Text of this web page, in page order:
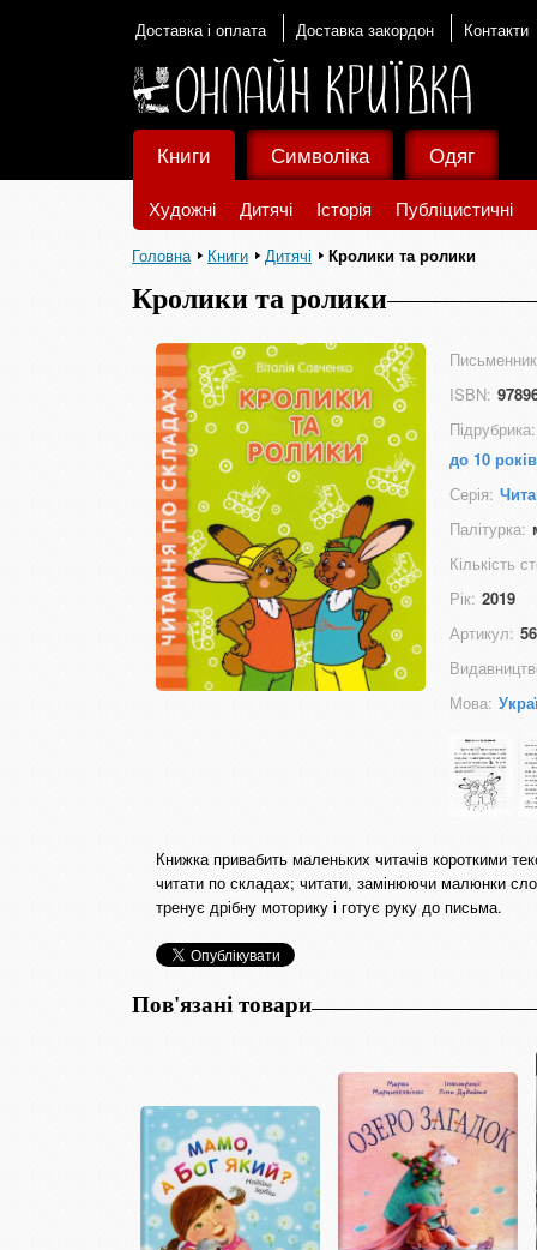
Доставка і оплата Доставка закордон Контакти
Книги
Художні Дитячі Історія Публіцистичні
Символіка Одяг
Головна Книги Дитячі Кролики та ролики
Кролики та ролики
ISBN:
Підрубрика:
до 10 років
Серія:
Палітурка:
Кількість
Рік: 2019
Артикул:
Мова:
Книжка привабить маленьких читачів короткими
читати по складах; читати, замінюючи малюнки
тренує дрібну моторику і готує руку до письма.
Пов'язані товари